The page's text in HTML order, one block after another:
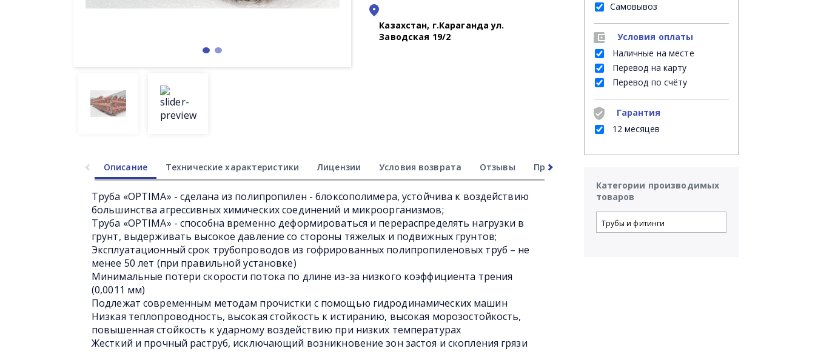
Казахстан, г.Караганда ул.
Заводская 19/2
Описание Технические характеристики Лицензии Условия возврата Отзывы Прочее
Труба «OPTIMA» - сделана из полипропилен - блоксополимера, устойчива к воздействию
большинства агрессивных химических соединений и микроорганизмов;
Труба «OPTIMA» - способна временно деформироваться и перераспределять нагрузки в
грунт, выдерживать высокое давление со стороны тяжелых и подвижных грунтов;
Эксплуатационный срок трубопроводов из гофрированных полипропиленовых труб – не
менее 50 лет (при правильной установке)
Минимальные потери скорости потока по длине из-за низкого коэффициента трения
(0,0011 мм)
Подлежат современным методам прочистки с помощью гидродинамических машин
Низкая теплопроводность, высокая стойкость к истиранию, высокая морозостойкость,
повышенная стойкость к ударному воздействию при низких температурах
Жесткий и прочный раструб, исключающий возникновение зон застоя и скопления грязи
Самовывоз
Условия оплаты
Наличные на месте
Перевод на карту
Перевод по счёту
Гарантия
12 месяцев
Категории производимых
товаров
Трубы и фитинги